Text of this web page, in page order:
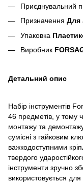
Пpиєднувaльний
Призначення Для
Упаковка
Виробник
Детальний опис
Набір інструментів
46 предметів, у тому
монтажу та
сумісні з гайковим
важкодоступними
твердого
інструменти зручно
використовується